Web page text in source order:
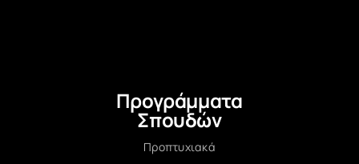
Προγράμματα
Σπουδών
Προπτυχιακά